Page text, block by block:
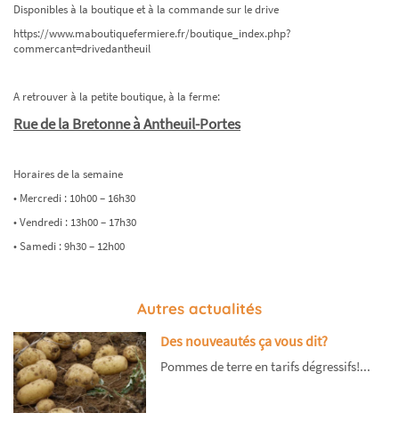
Disponibles à la boutique et à la commande sur le drive
https://www.maboutiquefermiere.fr/boutique_index.php?
commercant=drivedantheuil
A retrouver à la petite boutique, à la ferme:
Rue de la Bretonne à Antheuil-Portes
Horaires de la semaine
• Mercredi : 10h00 – 16h30
• Vendredi : 13h00 – 17h30
• Samedi : 9h30 – 12h00
Autres actualités
Des nouveautés ça vous dit?
Pommes de terre en tarifs dégressifs!...